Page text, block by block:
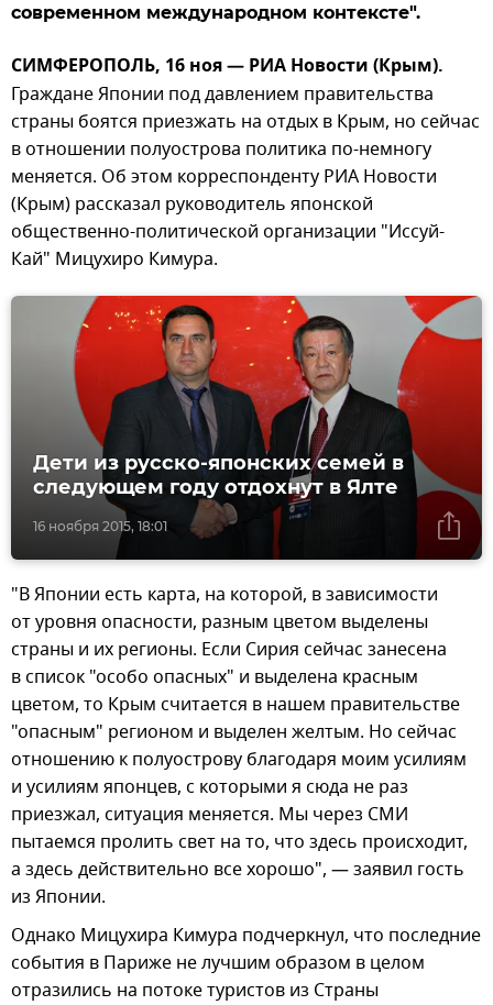
современном международном контексте".
СИМФЕРОПОЛЬ, 16 ноя — РИА Новости (Крым).
Граждане Японии под давлением правительства
страны боятся приезжать на отдых в Крым, но сейчас
в отношении полуострова политика по-немногу
меняется. Об этом корреспонденту РИА Новости
(Крым) рассказал руководитель японской
общественно-политической организации "Иссуй-
Кай" Мицухиро Кимура.
16 ноября 2015, 18:01
Дети из русско-японских семей в
следующем году отдохнут в Ялте
"В Японии есть карта, на которой, в зависимости
от уровня опасности, разным цветом выделены
страны и их регионы. Если Сирия сейчас занесена
в список "особо опасных" и выделена красным
цветом, то Крым считается в нашем правительстве
"опасным" регионом и выделен желтым. Но сейчас
отношению к полуострову благодаря моим усилиям
и усилиям японцев, с которыми я сюда не раз
приезжал, ситуация меняется. Мы через СМИ
пытаемся пролить свет на то, что здесь происходит,
а здесь действительно все хорошо", — заявил гость
из Японии.
Однако Мицухира Кимура подчеркнул, что последние
события в Париже не лучшим образом в целом
отразились на потоке туристов из Страны